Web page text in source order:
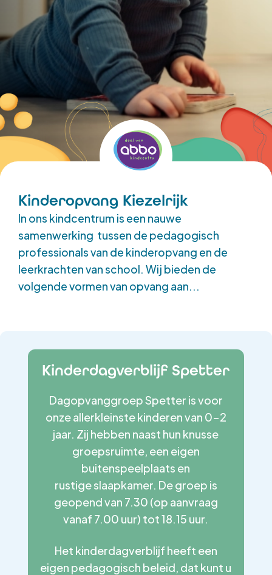
In ons kindcentrum is een nauwe
samenwerking tussen de pedagogisch
professionals van de kinderopvang en de
leerkrachten van school. Wij bieden de
volgende vormen van opvang aan...
Kinderopvang Kiezelrijk
Kinderdagverblijf Spetter
Dagopvanggroep Spetter is voor
onze allerkleinste kinderen van 0-2
jaar. Zij hebben naast hun knusse
groepsruimte, een eigen
buitenspeelplaats en
rustige slaapkamer. De groep is
geopend van 7.30 (op aanvraag
vanaf 7.00 uur) tot 18.15 uur.
Het kinderdagverblijf heeft een
eigen pedagogisch beleid, dat kunt u